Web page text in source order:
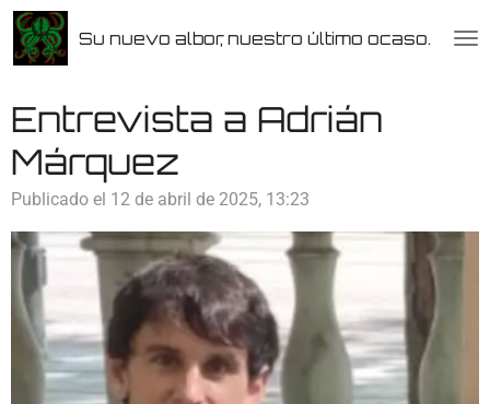
Ir
al
principal
Su nuevo albor, nuestro último ocaso.
Entrevista a Adrián
Márquez
Publicado el 12 de abril de 2025, 13:23